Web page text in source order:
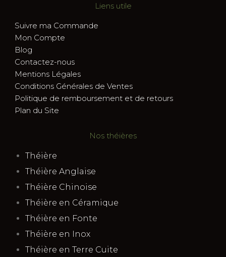
Liens utile
Suivre ma Commande
Mon Compte
Blog
Contactez-nous
Mentions Légales
Conditions Générales de Ventes
Politique de remboursement et de retours
Plan du Site
Nos théières
Théière
Théière Anglaise
Théière Chinoise
Théière en Céramique
Théière en Fonte
Théière en Inox
Théière en Terre Cuite